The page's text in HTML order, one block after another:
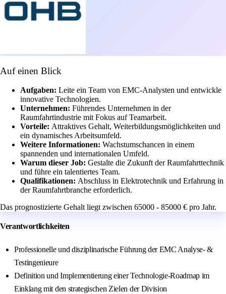
Auf einen Blick
Aufgaben: Leite ein Team von EMC-Analysten und entwickle
innovative Technologien.
Unternehmen: Führendes Unternehmen in der
Raumfahrtindustrie mit Fokus auf Teamarbeit.
Vorteile: Attraktives Gehalt, Weiterbildungsmöglichkeiten und
ein dynamisches Arbeitsumfeld.
Weitere Informationen: Wachstumschancen in einem
spannenden und internationalen Umfeld.
Warum dieser Job: Gestalte die Zukunft der Raumfahrttechnik
und führe ein talentiertes Team.
Qualifikationen: Abschluss in Elektrotechnik und Erfahrung in
der Raumfahrtbranche erforderlich.
Das prognostizierte Gehalt liegt zwischen 65000 - 85000 € pro Jahr.
Verantwortlichkeiten
Professionelle und disziplinarische Führung der EMC Analyse- &
Testingenieure
Definition und Implementierung einer Technologie-Roadmap im
Einklang mit den strategischen Zielen der Division